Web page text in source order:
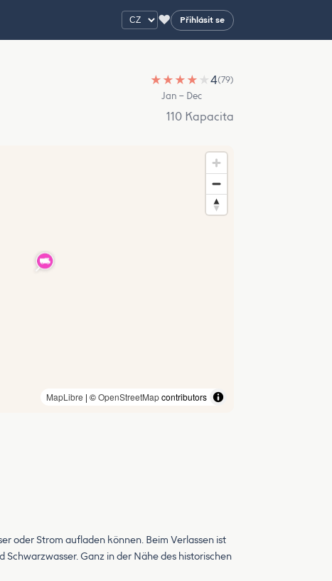
♥ Přihlásit se
★ ★ ★ ★ ★4(79)
Jan – Dec
110 Kapacita
MapLibre | ©OpenStreetMapcontributors
oder Strom aufladen können. Beim Verlassen ist
Ganz in der Nähe des historischen